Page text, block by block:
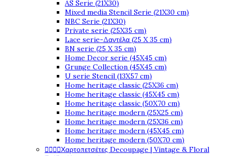
AS Serie (21X30)
Mixed media Stencil Serie (21X30 cm)
NBC Serie (21X30)
Private serie (25X35 cm)
Lace serie-Δαντέλα (25 X 35 cm)
BN serie (25 X 35 cm)
Home Decor serie (45X45 cm)
Grunge Collection (45X45 cm)
U serie Stencil (13X57 cm)
Home heritage classic (25X36 cm)
Home heritage classic (45X45 cm)
Home heritage classic (50X70 cm)
Home heritage modern (25X25 cm)
Home heritage modern (25X36 cm)
Home heritage modern (45X45 cm)
Home heritage modern (50X70 cm)
   Χαρτοπετσέτες Decoupage | Vintage & Floral